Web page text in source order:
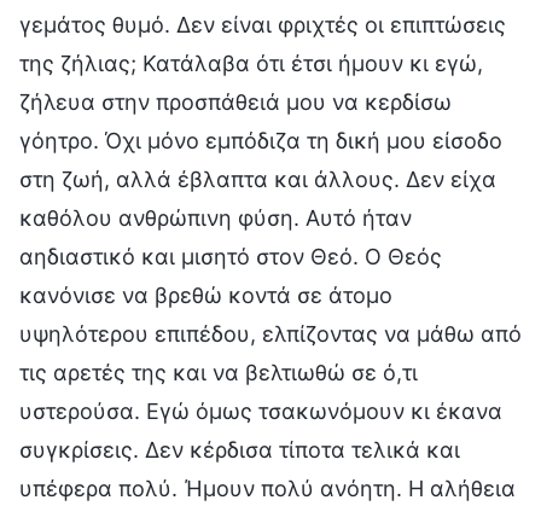
γεμάτος θυμό. Δεν είναι φριχτές οι επιπτώσεις
της ζήλιας; Κατάλαβα ότι έτσι ήμουν κι εγώ,
ζήλευα στην προσπάθειά μου να κερδίσω
γόητρο. Όχι μόνο εμπόδιζα τη δική μου είσοδο
στη ζωή, αλλά έβλαπτα και άλλους. Δεν είχα
καθόλου ανθρώπινη φύση. Αυτό ήταν
αηδιαστικό και μισητό στον Θεό. Ο Θεός
κανόνισε να βρεθώ κοντά σε άτομο
υψηλότερου επιπέδου, ελπίζοντας να μάθω από
τις αρετές της και να βελτιωθώ σε ό,τι
υστερούσα. Εγώ όμως τσακωνόμουν κι έκανα
συγκρίσεις. Δεν κέρδισα τίποτα τελικά και
υπέφερα πολύ. Ήμουν πολύ ανόητη. Η αλήθεια